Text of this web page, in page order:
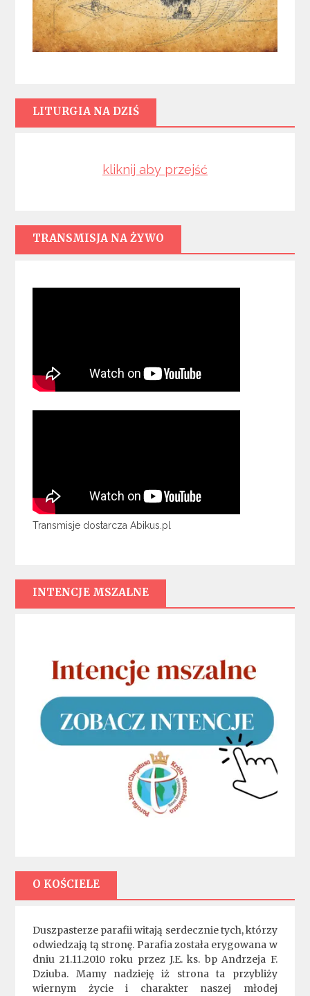
LITURGIA NA DZIŚ
kliknij aby przejść
TRANSMISJA NA ŻYWO
Transmisje dostarcza Abikus.pl
INTENCJE MSZALNE
O KOŚCIELE
Duszpasterze parafii witają serdecznie tych, którzy
odwiedzają tą stronę. Parafia została erygowana w
dniu 21.11.2010 roku przez J.E. ks. bp Andrzeja F.
Dziuba. Mamy nadzieję iż strona ta przybliży
wiernym życie i charakter naszej młodej